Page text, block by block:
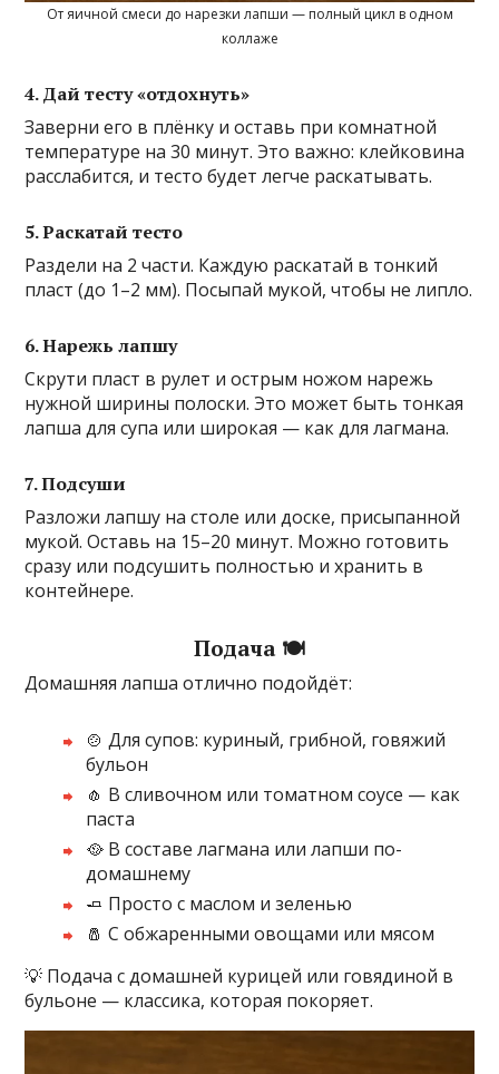
От яичной смеси до нарезки лапши — полный цикл в одном
коллаже
4. Дай тесту «отдохнуть»
Заверни его в плёнку и оставь при комнатной
температуре на 30 минут. Это важно: клейковина
расслабится, и тесто будет легче раскатывать.
5. Раскатай тесто
Раздели на 2 части. Каждую раскатай в тонкий
пласт (до 1–2 мм). Посыпай мукой, чтобы не липло.
6. Нарежь лапшу
Скрути пласт в рулет и острым ножом нарежь
нужной ширины полоски. Это может быть тонкая
лапша для супа или широкая — как для лагмана.
7. Подсуши
Разложи лапшу на столе или доске, присыпанной
мукой. Оставь на 15–20 минут. Можно готовить
сразу или подсушить полностью и хранить в
контейнере.
Подача 🍽️
Домашняя лапша отлично подойдёт:
🍲 Для супов: куриный, грибной, говяжий
бульон
🧄 В сливочном или томатном соусе — как
паста
🥘 В составе лагмана или лапши по-
домашнему
🧈 Просто с маслом и зеленью
🧂 С обжаренными овощами или мясом
💡 Подача с домашней курицей или говядиной в
бульоне — классика, которая покоряет.